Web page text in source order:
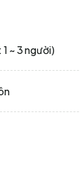
~ 3 người)